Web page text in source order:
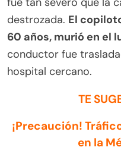
destrozada. El
60 años, murió en el
conductor fue
hospital cercano.
TE
¡Precaución!
en la